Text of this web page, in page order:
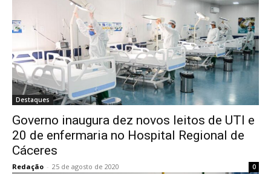
Destaques
Governo inaugura dez novos leitos de UTI e
20 de enfermaria no Hospital Regional de
Cáceres
Redação - 25 de agosto de 2020 0